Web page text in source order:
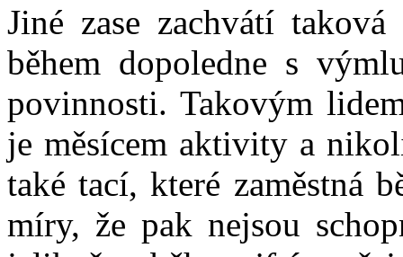
Jiné zase zachvátí
během dopoledne s
povinnosti. Takovým
je měsícem aktivity a
také tací, které zaměstná
míry, že pak nejsou